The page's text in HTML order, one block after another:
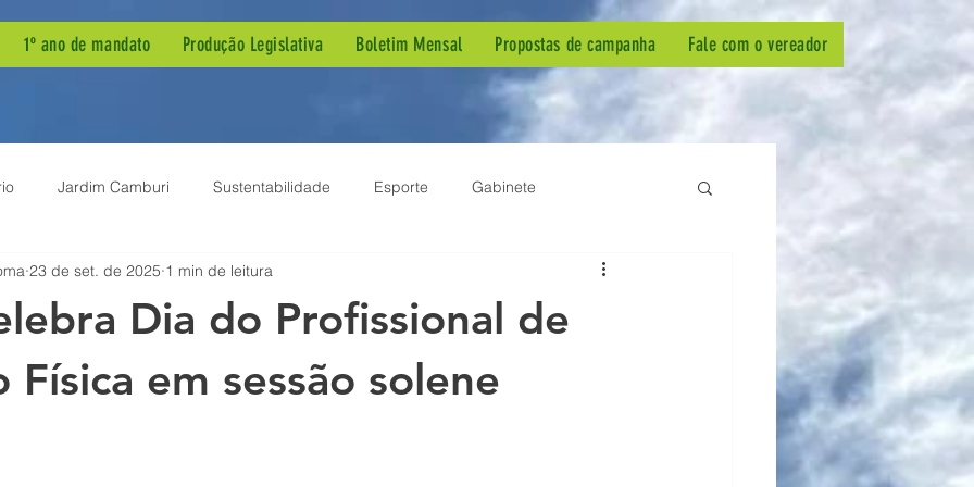
1º ano de mandato Produção Legislativa Boletim Mensal Propostas de campanha Fale com o vereador
Jardim Camburi Sustentabilidade Esporte Gabinete
Pública Dengue Agenda de Mandato
Parlamentar Demandas de Bairro
Dia do Profissional de
Física em sessão solene
23 de set. de 2025 1 min de leitura